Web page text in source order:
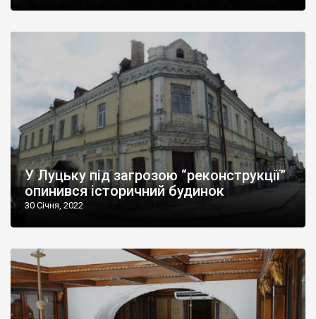
У Луцьку під загрозою “реконструкції”
опинився історичний будинок
30 Січня, 2022